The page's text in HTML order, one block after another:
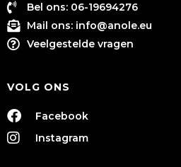
Bel ons: 06-19694276
Mail ons: info@anole.eu
Veelgestelde vragen
VOLG ONS
Facebook
Instagram